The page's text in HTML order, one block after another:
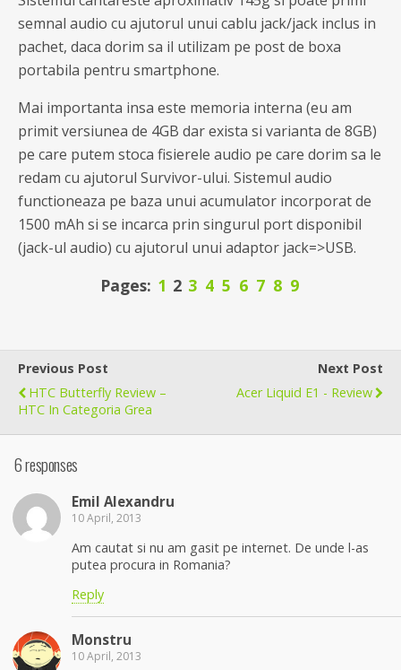
semnal audio cu ajutorul unui cablu jack/jack inclus in
pachet, daca dorim sa il utilizam pe post de boxa
portabila pentru smartphone.
Mai importanta insa este memoria interna (eu am
primit versiunea de 4GB dar exista si varianta de 8GB)
pe care putem stoca fisierele audio pe care dorim sa le
redam cu ajutorul Survivor-ului. Sistemul audio
functioneaza pe baza unui acumulator incorporat de
1500 mAh si se incarca prin singurul port disponibil
(jack-ul audio) cu ajutorul unui adaptor jack=>USB.
Pages: 1 2 3 4 5 6 7 8 9
Previous Post
HTC Butterfly Review –
HTC In Categoria Grea
Next Post
Acer Liquid E1 - Review
6 responses
Emil Alexandru
10 April, 2013
Am cautat si nu am gasit pe internet. De unde l-as
putea procura in Romania?
Reply
Monstru
10 April, 2013